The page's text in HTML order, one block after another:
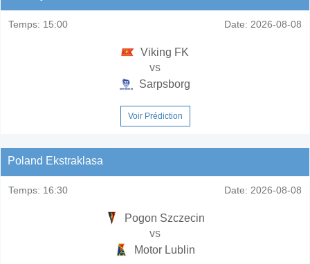
Temps: 15:00 Date: 2026-08-08
Viking FK
vs
Sarpsborg
Voir Prédiction
Poland Ekstraklasa
Temps: 16:30 Date: 2026-08-08
Pogon Szczecin
vs
Motor Lublin